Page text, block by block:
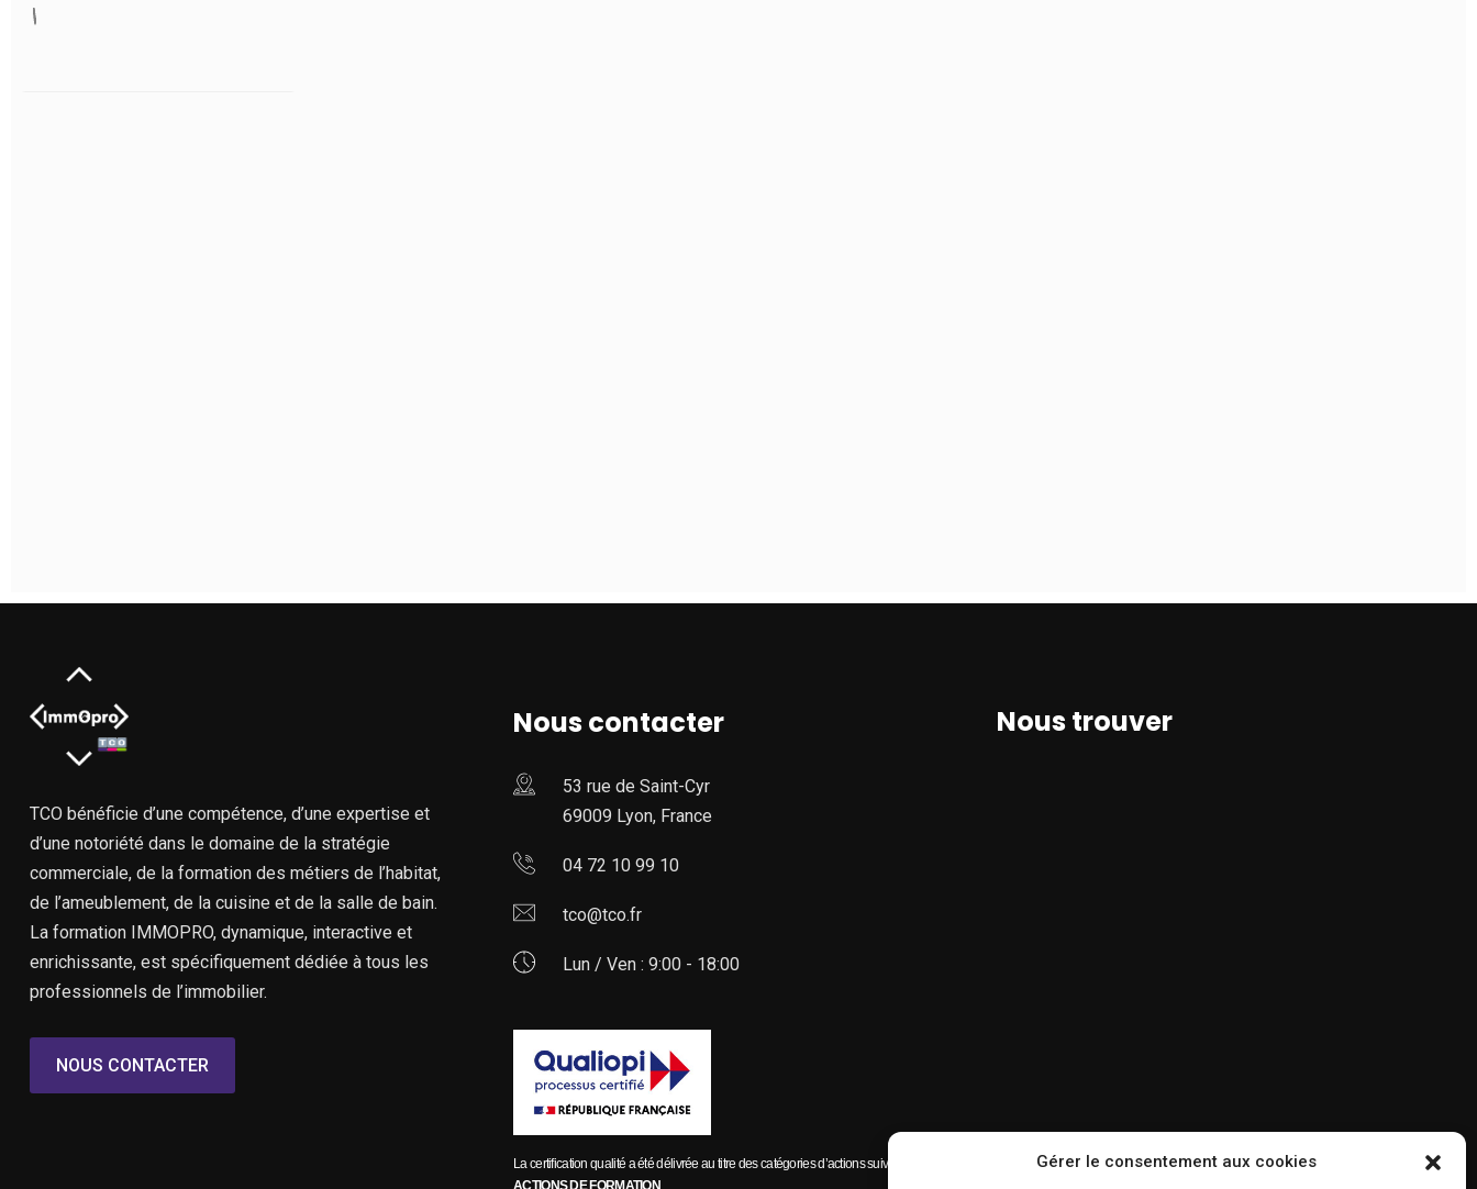
Gérer le consentement aux cookies
TCO bénéficie d’une compétence, d’une expertise et
d’une notoriété dans le domaine de la stratégie
commerciale, de la formation des métiers de l’habitat,
de l’ameublement, de la cuisine et de la salle de bain.
La formation IMMOPRO, dynamique, interactive et
enrichissante, est spécifiquement dédiée à tous les
professionnels de l’immobilier.
NOUS CONTACTER
Nous contacter
53 rue de Saint-Cyr
69009 Lyon, France
04 72 10 99 10
tco@tco.fr
Lun / Ven : 9:00 - 18:00
La certification qualité a été délivrée au titre des catégories d’actions suivantes :
Nous trouver